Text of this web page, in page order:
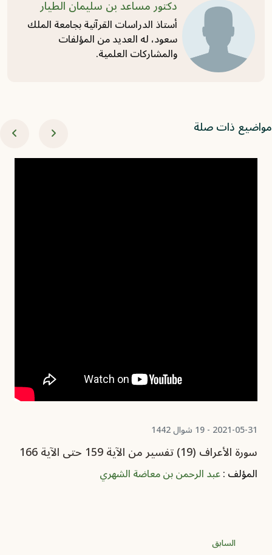
دكتور مساعد بن سليمان الطيار
أستاذ الدراسات القرآنية بجامعة الملك
سعود، له العديد من المؤلفات
والمشاركات العلمية.
ذات صلة
2021-05-31 - 19 شوال 1442
سورة الأعراف (19) تفسير من الآية 159 حتى الآية 166
المؤلف :عبد الرحمن بن معاضة الشهري
السابق